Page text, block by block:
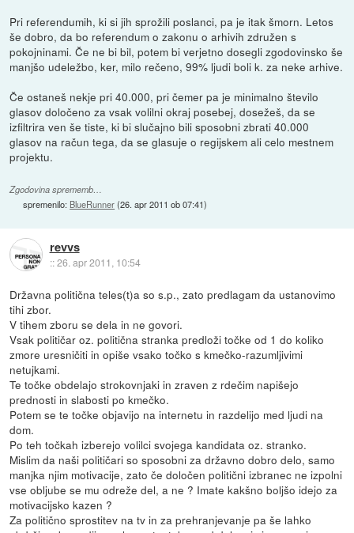
Pri referendumih, ki si jih sprožili poslanci, pa je itak šmorn. Letos
še dobro, da bo referendum o zakonu o arhivih združen s
pokojninami. Če ne bi bil, potem bi verjetno dosegli zgodovinsko še
manjšo udeležbo, ker, milo rečeno, 99% ljudi boli k. za neke arhive.
Če ostaneš nekje pri 40.000, pri čemer pa je minimalno število
glasov določeno za vsak volilni okraj posebej, dosežeš, da se
izfiltrira ven še tiste, ki bi slučajno bili sposobni zbrati 40.000
glasov na račun tega, da se glasuje o regijskem ali celo mestnem
projektu.
Zgodovina sprememb…
spremenilo: BlueRunner(26. apr 2011 ob 07:41)
revvs
::26. apr 2011, 10:54
Državna politična teles(t)a so s.p., zato predlagam da ustanovimo
tihi zbor.
V tihem zboru se dela in ne govori.
Vsak političar oz. politična stranka predloži točke od 1 do koliko
zmore uresničiti in opiše vsako točko s kmečko-razumljivimi
netujkami.
Te točke obdelajo strokovnjaki in zraven z rdečim napišejo
prednosti in slabosti po kmečko.
Potem se te točke objavijo na internetu in razdelijo med ljudi na
dom.
Po teh točkah izberejo volilci svojega kandidata oz. stranko.
Mislim da naši političari so sposobni za državno dobro delo, samo
manjka njim motivacije, zato če določen politični izbranec ne izpolni
vse obljube se mu odreže del, a ne ? Imate kakšno boljšo idejo za
motivacijsko kazen ?
Za politično sprostitev na tv in za prehranjevanje pa še lahko